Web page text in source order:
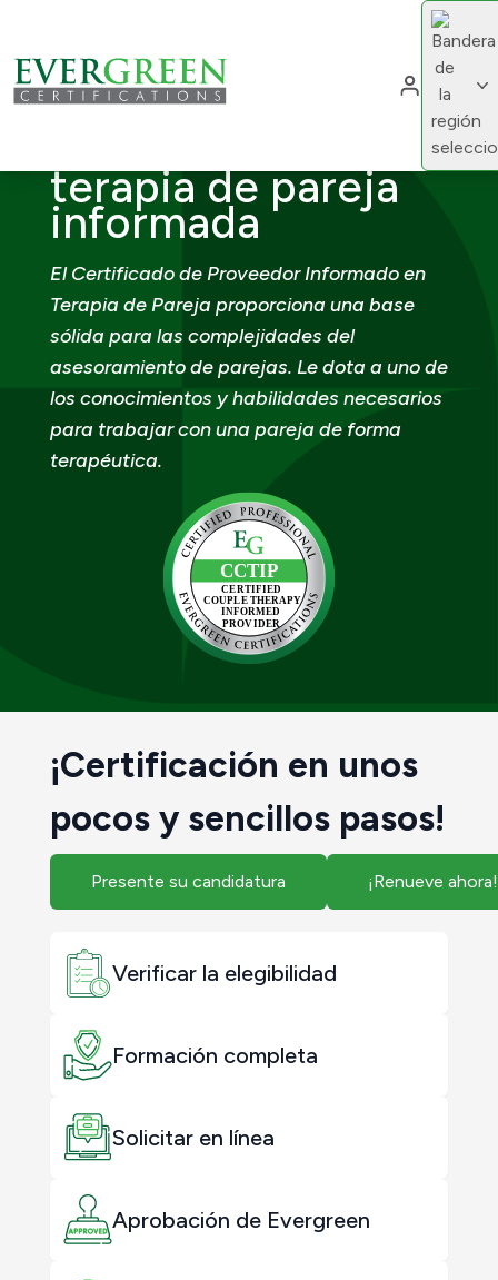
Cambiar
Proveedor
terapia de pareja
informada
El Certificado de Proveedor Informado en
Terapia de Pareja proporciona una base
sólida para las complejidades del
asesoramiento de parejas. Le dota a uno de
los conocimientos y habilidades necesarios
para trabajar con una pareja de forma
terapéutica.
¡Certificación en unos
pocos y sencillos pasos!
Presente su candidatura ¡Renueve ahora!
Verificar la elegibilidad
Formación completa
Solicitar en línea
Aprobación de Evergreen